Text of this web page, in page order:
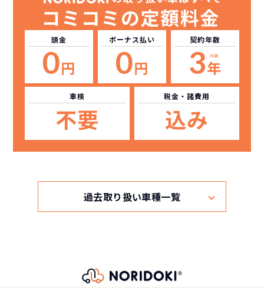
頭金
0円
ボーナス払い
0円
契約年数
3年
36回
車検
不要
税金・諸費用
込み
過去取り扱い車種一覧